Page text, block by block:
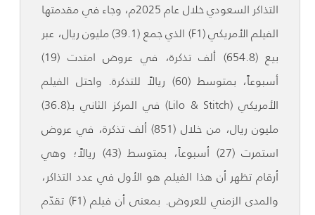
التذاكر السعودي خلال عام 2025م، وجاء في مقدمتها
الفيلم الأمريكي (F1) الذي جمع (39.1) مليون ريال، عبر
بيع (654.8) ألف تذكرة، في عروض امتدت (19)
أسبوعاً، بمتوسط (60) ريالاً للتذكرة. واحتل الفيلم
الأمريكي (Lilo & Stitch) في المركز الثاني بـ(36.8)
مليون ريال، من خلال (851) ألف تذكرة، في عروض
استمرت (27) أسبوعاً، بمتوسط (43) ريالاً؛ وهي
أرقام تظهر أن هذا الفيلم هو الأول في عدد التذاكر،
والمدى الزمني للعروض. بمعنى أن فيلم (F1) تقدّم